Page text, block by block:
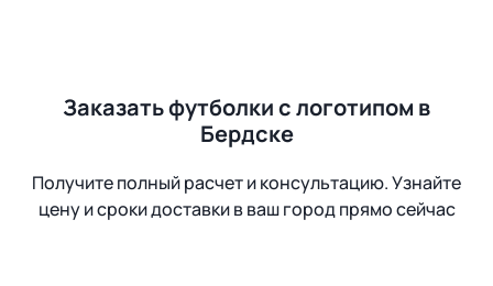
Заказать футболки с логотипом в
Бердске
Получите полный расчет и консультацию. Узнайте
цену и сроки доставки в ваш город прямо сейчас